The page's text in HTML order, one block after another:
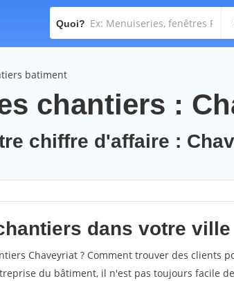
Quoi?
batiment
chantiers :
chiffre d'affaire :
dans votre
Chaveyriat ? Comment trouver des clients
du bâtiment, il n'est pas toujours facile